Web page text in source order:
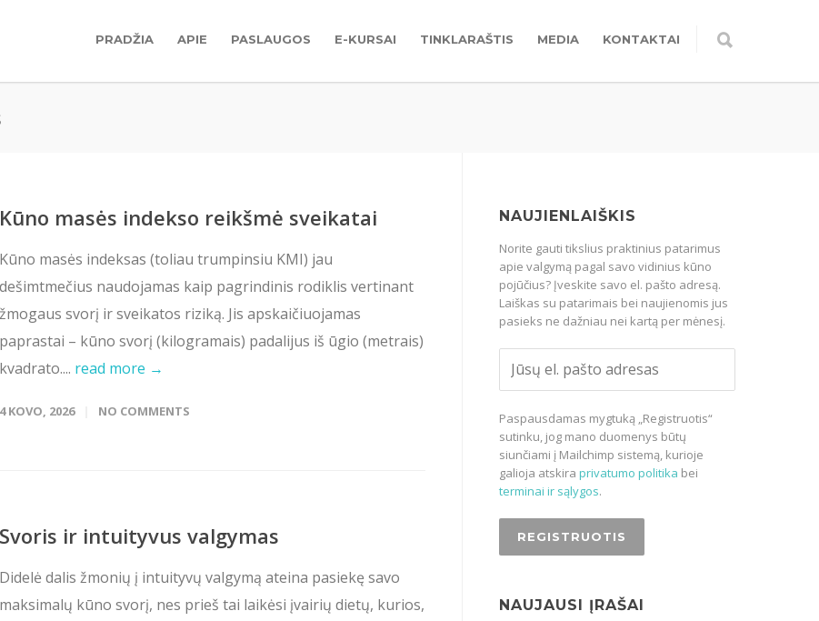
PRADŽIA APIE PASLAUGOS E-KURSAI TINKLARAŠTIS MEDIA KONTAKTAI
Kūno masės indekso reikšmė sveikatai
Kūno masės indeksas (toliau trumpinsiu KMI) jau
dešimtmečius naudojamas kaip pagrindinis rodiklis vertinant
žmogaus svorį ir sveikatos riziką. Jis apskaičiuojamas
paprastai – kūno svorį (kilogramais) padalijus iš ūgio (metrais)
kvadrato.... read more →
4 KOVO, 2026 NO COMMENTS
Svoris ir intuityvus valgymas
Didelė dalis žmonių į intuityvų valgymą ateina pasiekę savo
maksimalų kūno svorį, nes prieš tai laikėsi įvairių dietų, kurios,
NAUJIENLAIŠKIS
Norite gauti tikslius praktinius patarimus
apie valgymą pagal savo vidinius kūno
pojūčius? Įveskite savo el. pašto adresą.
Laiškas su patarimais bei naujienomis jus
pasieks ne dažniau nei kartą per mėnesį.
Paspausdamas mygtuką „Registruotis“
sutinku, jog mano duomenys būtų
siunčiami į Mailchimp sistemą, kurioje
galioja atskira privatumo politika bei
terminai ir sąlygos.
NAUJAUSI ĮRAŠAI